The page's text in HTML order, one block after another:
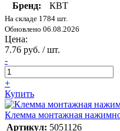
Бренд:
КВТ
На складе 1784 шт.
Обновлено 06.08.2026
Цена:
7.76 руб. / шт.
-
+
Купить
Клемма монтажная
Артикул: 5051126